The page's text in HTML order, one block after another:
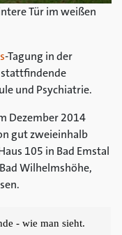
Tür im weißen
-Tagung in der
und Psychiatrie.
Dezember 2014
gut zweieinhalb
105 in Bad Emstal
Wilhelmshöhe,
- wie man sieht.